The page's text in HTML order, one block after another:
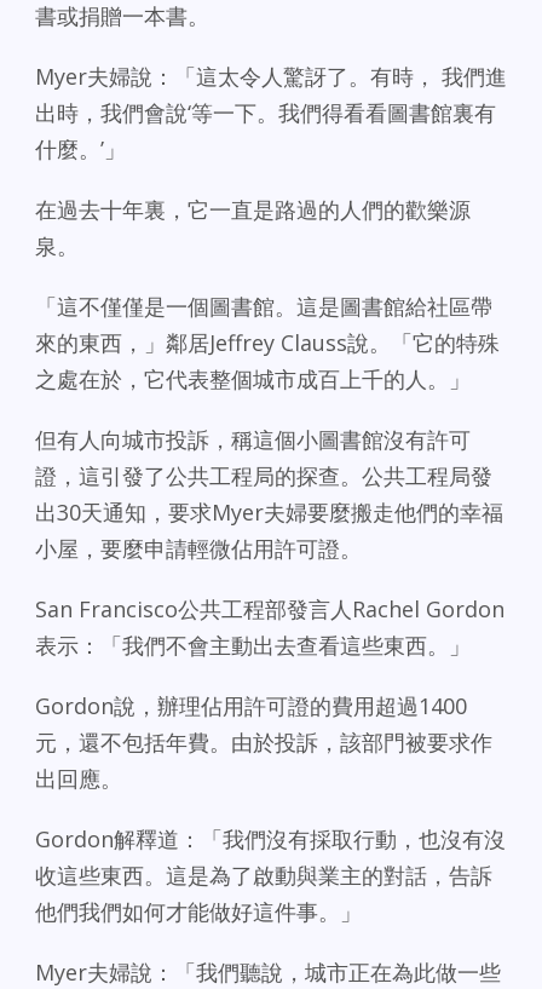
書或捐贈一本書。
Myer夫婦說：「這太令人驚訝了。有時， 我們進
出時，我們會說‘等一下。我們得看看圖書館裏有
什麼。’」
在過去十年裏，它一直是路過的人們的歡樂源
泉。
「這不僅僅是一個圖書館。這是圖書館給社區帶
來的東西，」鄰居Jeffrey Clauss說。「它的特殊
之處在於，它代表整個城市成百上千的人。」
但有人向城市投訴，稱這個小圖書館沒有許可
證，這引發了公共工程局的探查。公共工程局發
出30天通知，要求Myer夫婦要麼搬走他們的幸福
小屋，要麼申請輕微佔用許可證。
San Francisco公共工程部發言人Rachel Gordon
表示：「我們不會主動出去查看這些東西。」
Gordon說，辦理佔用許可證的費用超過1400
元，還不包括年費。由於投訴，該部門被要求作
出回應。
Gordon解釋道：「我們沒有採取行動，也沒有沒
收這些東西。這是為了啟動與業主的對話，告訴
他們我們如何才能做好這件事。」
Myer夫婦說：「我們聽說，城市正在為此做一些